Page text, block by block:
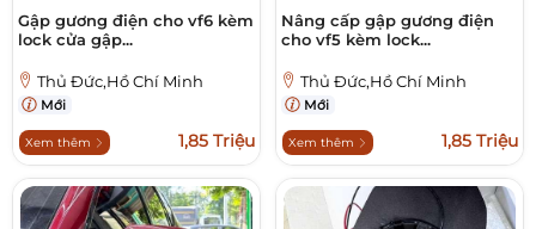
Gập gương điện cho vf6 kèm
lock cửa gập...
Thủ Đức,Hồ Chí Minh
Mới
Xem thêm 1,85 Triệu
Nâng cấp gập gương điện
cho vf5 kèm lock...
Thủ Đức,Hồ Chí Minh
Mới
Xem thêm 1,85 Triệu